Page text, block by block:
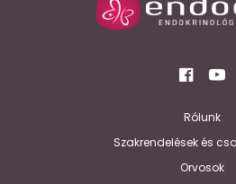
Rólunk
Szakrendelések és
Orvosok